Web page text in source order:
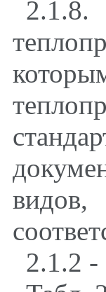
2.1.2 -